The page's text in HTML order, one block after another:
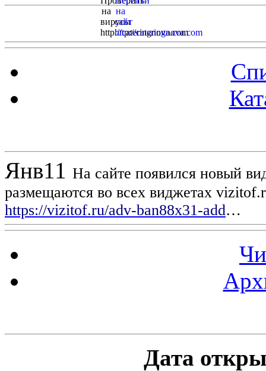
Янв11 На сайте появился новый
размещаются во всех виджетах
https://vizitof.ru/adv-ban88x31-add…
Дата